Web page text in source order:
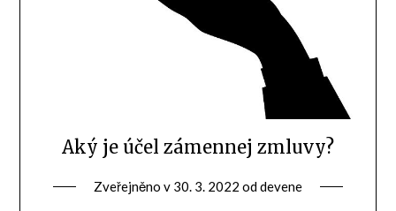
Aký je účel zámennej zmluvy?
Zveřejněno v 30. 3. 2022 oddevene